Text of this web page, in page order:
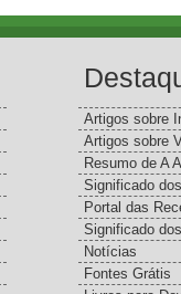
Artigos sobre
Artigos sobre
Resumo de A
Significado
Portal das
Significado
Notícias
Fontes Grátis